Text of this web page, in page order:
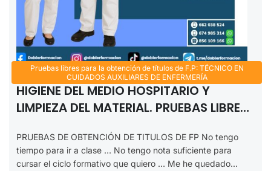
Pruebas libres para la obtención de títulos de F.P: TÉCNICO EN
CUIDADOS AUXILIARES DE ENFERMERÍA
HIGIENE DEL MEDIO HOSPITARIO Y
LIMPIEZA DEL MATERIAL. PRUEBAS LIBRES
ENFERMERÍA 2025-2026.
PRUEBAS DE OBTENCIÓN DE TITULOS DE FP No tengo
tiempo para ir a clase … No tengo nota suficiente para
cursar el ciclo formativo que quiero … Me he quedado...